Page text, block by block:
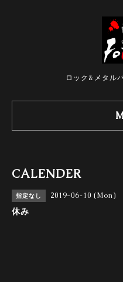
ロック&メタル
CALENDER
指定なし 2019-06-10 (Mon)
休み